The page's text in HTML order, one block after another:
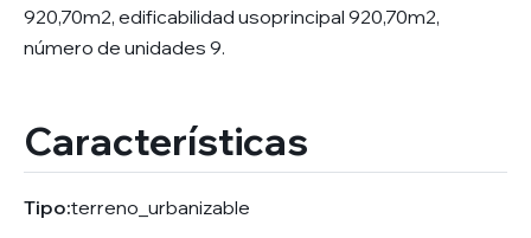
920,70m2, edificabilidad usoprincipal 920,70m2,
número de unidades 9.
Características
Tipo:terreno_urbanizable